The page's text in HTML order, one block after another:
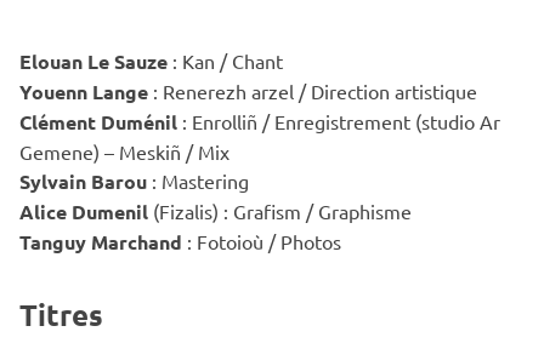
Elouan Le Sauze : Kan / Chant
Youenn Lange : Renerezh arzel / Direction artistique
Clément Duménil : Enrolliñ / Enregistrement (studio Ar
Gemene) – Meskiñ / Mix
Sylvain Barou : Mastering
Alice Dumenil (Fizalis) : Grafism / Graphisme
Tanguy Marchand : Fotoioù / Photos
Titres